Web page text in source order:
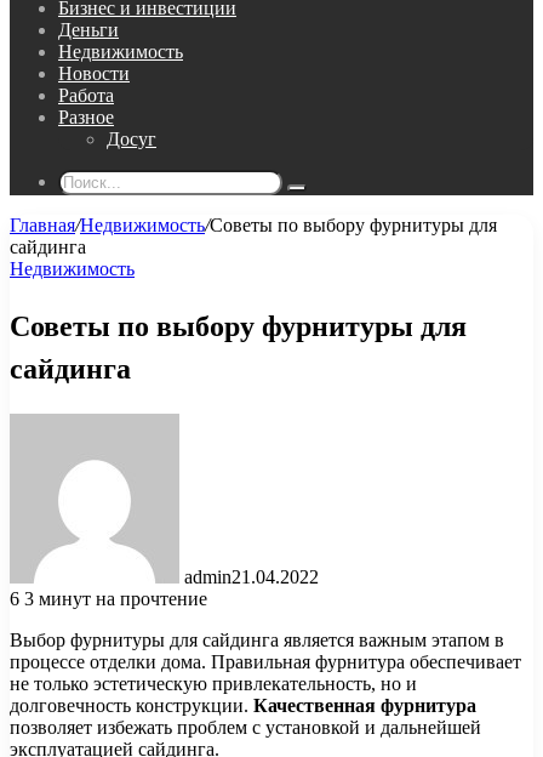
Бизнес и инвестиции
Деньги
Недвижимость
Новости
Работа
Разное
Досуг
Поиск...
Главная/Недвижимость/Советы по выбору фурнитуры для
сайдинга
Недвижимость
Советы по выбору фурнитуры для
сайдинга
admin21.04.2022
6 3 минут на прочтение
Выбор фурнитуры для сайдинга является важным этапом в
процессе отделки дома. Правильная фурнитура обеспечивает
не только эстетическую привлекательность, но и
долговечность конструкции. Качественная фурнитура
позволяет избежать проблем с установкой и дальнейшей
эксплуатацией сайдинга.